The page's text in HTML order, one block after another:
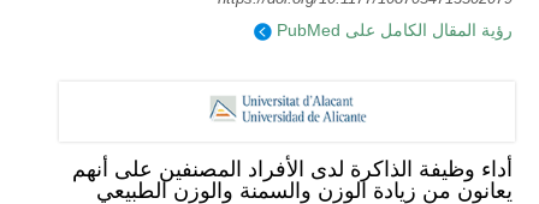
رؤية المقال الكامل على PubMed
أداء وظيفة الذاكرة لدى الأفراد المصنفين على أنهم
يعانون من زيادة الوزن والسمنة والوزن الطبيعي